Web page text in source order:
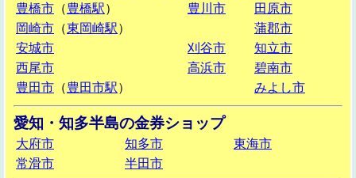
豊橋市 （豊橋駅） 豊川市
田原市
岡崎市 （東岡崎駅）
蒲郡市
安城市
刈谷市
知立市
西尾市
高浜市
碧南市
豊田市 （豊田市駅） みよし市
愛知・知多半島の金券ショップ
大府市 知多市
東海市
常滑市
半田市